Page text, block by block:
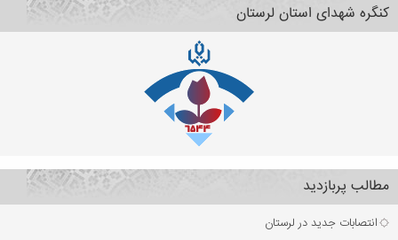
کنگره شهدای استان لرستان
مطالب پربازدید
انتصابات جدید در لرستان